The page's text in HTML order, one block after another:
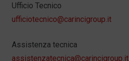
Ufficio Tecnico
ufficiotecnico@carincigroup.it
Assistenza tecnica
assistenzatecnica@carincigroup.it